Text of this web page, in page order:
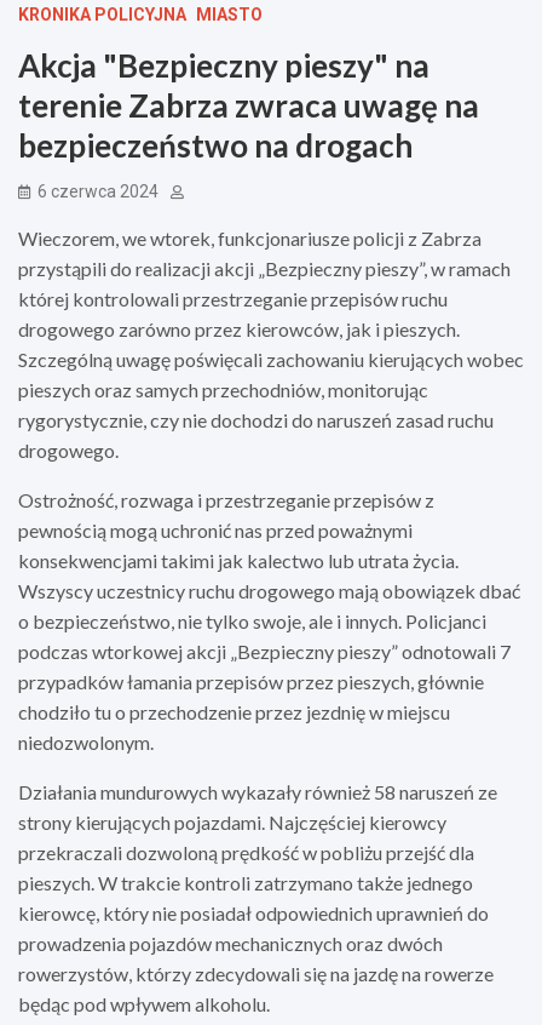
KRONIKA POLICYJNA MIASTO
Akcja "Bezpieczny pieszy" na
terenie Zabrza zwraca uwagę na
bezpieczeństwo na drogach
6 czerwca 2024
Wieczorem, we wtorek, funkcjonariusze policji z Zabrza
przystąpili do realizacji akcji „Bezpieczny pieszy”, w ramach
której kontrolowali przestrzeganie przepisów ruchu
drogowego zarówno przez kierowców, jak i pieszych.
Szczególną uwagę poświęcali zachowaniu kierujących wobec
pieszych oraz samych przechodniów, monitorując
rygorystycznie, czy nie dochodzi do naruszeń zasad ruchu
drogowego.
Ostrożność, rozwaga i przestrzeganie przepisów z
pewnością mogą uchronić nas przed poważnymi
konsekwencjami takimi jak kalectwo lub utrata życia.
Wszyscy uczestnicy ruchu drogowego mają obowiązek dbać
o bezpieczeństwo, nie tylko swoje, ale i innych. Policjanci
podczas wtorkowej akcji „Bezpieczny pieszy” odnotowali 7
przypadków łamania przepisów przez pieszych, głównie
chodziło tu o przechodzenie przez jezdnię w miejscu
niedozwolonym.
Działania mundurowych wykazały również 58 naruszeń ze
strony kierujących pojazdami. Najczęściej kierowcy
przekraczali dozwoloną prędkość w pobliżu przejść dla
pieszych. W trakcie kontroli zatrzymano także jednego
kierowcę, który nie posiadał odpowiednich uprawnień do
prowadzenia pojazdów mechanicznych oraz dwóch
rowerzystów, którzy zdecydowali się na jazdę na rowerze
będąc pod wpływem alkoholu.